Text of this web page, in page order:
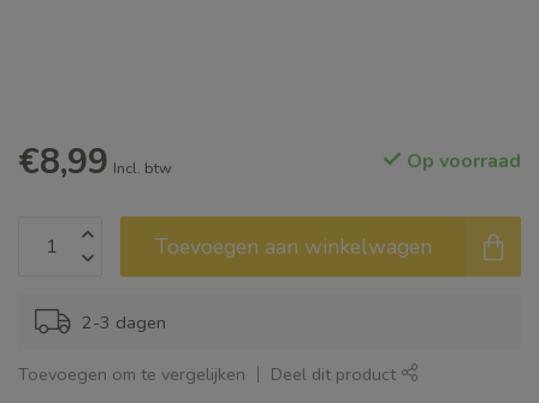
€8,99 Incl. btw Op voorraad
Toevoegen aan winkelwagen
2-3 dagen
Toevoegen om te vergelijken Deel dit product